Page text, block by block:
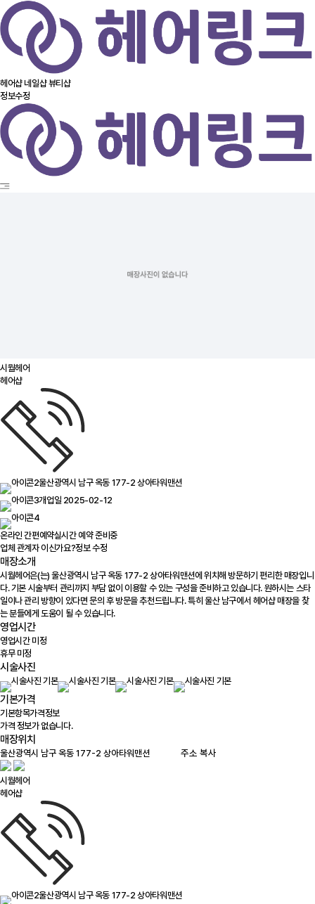
헤어샵 네일샵뷰티샵
정보수정
시월헤어
헤어샵
울산광역시 남구 옥동 177-2 상아타워맨션
개업일 2025-02-12
온라인 간편예약실시간 예약 준비중
업체 관계자 이신가요?정보 수정
매장소개
시월헤어은(는) 울산광역시 남구 옥동 177-2 상아타워맨션에 위치해 방문하기 편리한 매장입니
다. 기본 시술부터 관리까지 부담 없이 이용할 수 있는 구성을 준비하고 있습니다. 원하시는 스타
일이나 관리 방향이 있다면 문의 후 방문을 추천드립니다. 특히 울산 남구에서 헤어샵 매장을 찾
는 분들에게 도움이 될 수 있습니다.
영업시간
영업시간 미정
휴무 미정
시술사진
기본가격
기본항목가격정보
가격 정보가 없습니다.
매장위치
주소 복사
시월헤어
헤어샵
울산광역시 남구 옥동 177-2 상아타워맨션